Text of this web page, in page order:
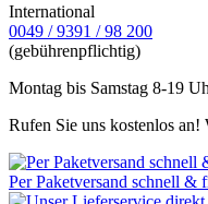
International
0049 / 9391 / 98 200
(gebührenpflichtig)
Montag bis Samstag 8-19
Rufen Sie uns kostenlos
Per Paketversand schnell &